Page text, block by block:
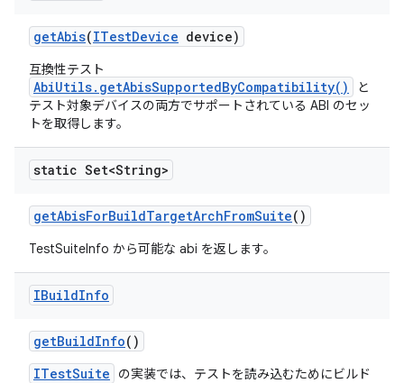
getAbis(ITestDevice device)
互換性テスト
AbiUtils.getAbisSupportedByCompatibility()
と
テスト対象デバイスの両方でサポートされている ABI のセッ
トを取得します。
static Set<String>
getAbisForBuildTargetArchFromSuite()
TestSuiteInfo から可能な abi を返します。
IBuildInfo
getBuildInfo()
ITestSuite
の実装では、テストを読み込むためにビルド